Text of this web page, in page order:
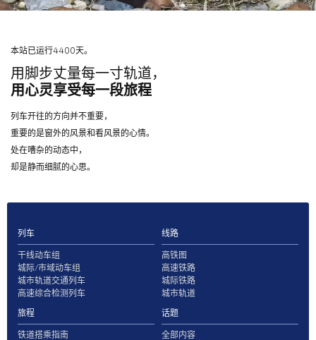
本站已运行4400天。
用脚步丈量每一寸轨道，
用心灵享受每一段旅程
列车开往的方向并不重要，
重要的是窗外的风景和看风景的心情。
处在嘈杂的动态中，
却是静而细腻的心思。
列车
干线动车组
城际/市域动车组
城市轨道交通列车
高速综合检测列车
线路
高铁图
高速铁路
城际铁路
城市轨道
旅程
铁道搭乘指南
话题
全部内容